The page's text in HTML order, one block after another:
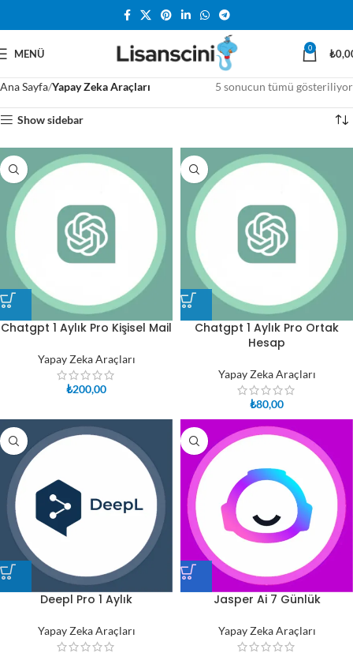
MENÜ 0 ₺
Ana Sayfa Yapay Zeka Araçları 5 sonucun tümü gösteriliyor
Show sidebar
Chatgpt 1 Aylık Pro Kişisel Mail
Yapay Zeka Araçları
₺200,00
Chatgpt 1 Aylık Pro Ortak
Hesap
Yapay Zeka Araçları
₺80,00
Deepl Pro 1 Aylık
Yapay Zeka Araçları
Jasper Ai 7 Günlük
Yapay Zeka Araçları